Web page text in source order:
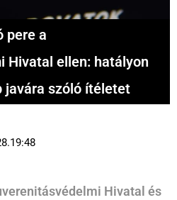
pere a
Hivatal ellen: hatályon
javára szóló ítéletet
19:48
Hivatal és